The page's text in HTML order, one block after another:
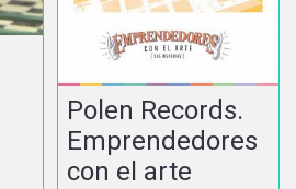
Polen Records.
Emprendedores
con el arte